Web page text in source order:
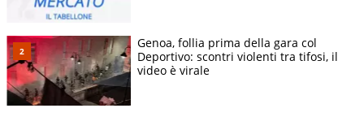
Genoa, follia prima della gara col
Deportivo: scontri violenti tra tifosi, il
video è virale